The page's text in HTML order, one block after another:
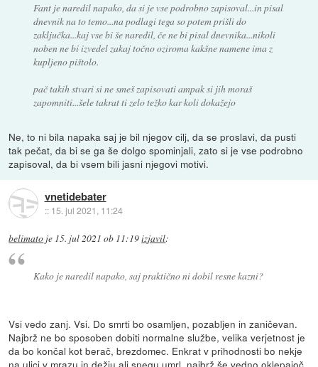
Fant je naredil napako, da si je vse podrobno zapisoval...in pisal
dnevnik na to temo...na podlagi tega so potem prišli do
zaključka...kaj vse bi še naredil, če ne bi pisal dnevnika...nikoli
noben ne bi izvedel zakaj točno oziroma kakšne namene ima z
kupljeno pištolo.
pač takih stvari si ne smeš zapisovati ampak si jih moraš
zapomniti...šele takrat ti zelo težko kar koli dokažejo
Ne, to ni bila napaka saj je bil njegov cilj, da se proslavi, da pusti
tak pečat, da bi se ga še dolgo spominjali, zato si je vse podrobno
zapisoval, da bi vsem bili jasni njegovi motivi.
vnetidebater
:: 15. jul 2021, 11:24
belimato je 15. jul 2021 ob 11:19izjavil:
Kako je naredil napako, saj praktično ni dobil resne kazni?
Vsi vedo zanj. Vsi. Do smrti bo osamljen, pozabljen in zaničevan.
Najbrž ne bo sposoben dobiti normalne službe, velika verjetnost je
da bo končal kot berač, brezdomec. Enkrat v prihodnosti bo nekje
na ulici v mrazu in dežju ali snegu umrl, najbrž še vedno oklepajoč